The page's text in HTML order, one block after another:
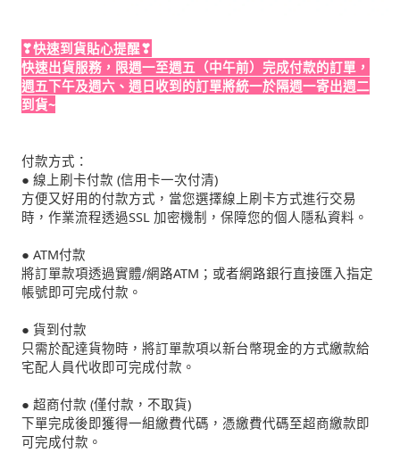
❣快速到貨貼心提醒❣
快速出貨服務，限週一至週五（中午前）完成付款的訂單，
週五下午及週六、週日收到的訂單將統一於隔週一寄出週二
到貨~
付款方式：
● 線上刷卡付款 (信用卡一次付清)
方便又好用的付款方式，當您選擇線上刷卡方式進行交易
時，作業流程透過SSL 加密機制，保障您的個人隱私資料。
● ATM付款
將訂單款項透過實體/網路ATM；或者網路銀行直接匯入指定
帳號即可完成付款。
● 貨到付款
只需於配達貨物時，將訂單款項以新台幣現金的方式繳款給
宅配人員代收即可完成付款。
● 超商付款 (僅付款，不取貨)
下單完成後即獲得一組繳費代碼，憑繳費代碼至超商繳款即
可完成付款。